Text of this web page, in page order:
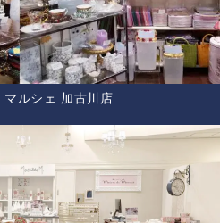
マルシェ 加古川店